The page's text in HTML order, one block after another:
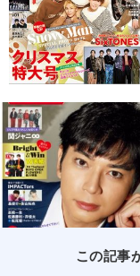
この記事